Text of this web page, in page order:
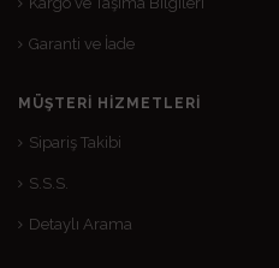
Garanti ve İade
MÜŞTERI HIZMETLERI
Sipariş Takibi
S.S.S.
Detaylı Arama